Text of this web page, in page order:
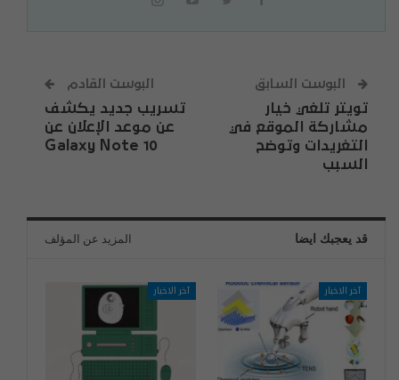
البوست السابق
تويتر تلغي خيار
مشاركة الموقع في
التغريدات وتوضح
السبب
البوست القادم
تسريب جديد يكشف
عن موعد الإعلان عن
Galaxy Note 10
قد يعجبك ايضا المزيد عن المؤلف
آخر الاخبار آخر الاخبار